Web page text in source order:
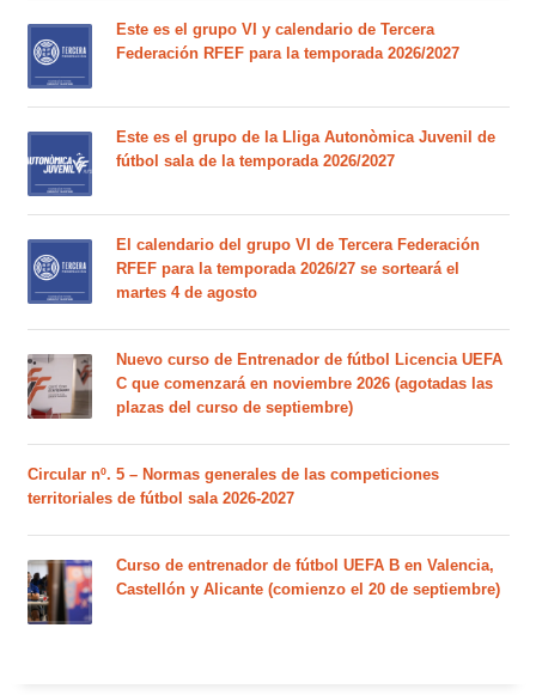
Este es el grupo VI y calendario de Tercera
Federación RFEF para la temporada 2026/2027
Este es el grupo de la Lliga Autonòmica Juvenil de
fútbol sala de la temporada 2026/2027
El calendario del grupo VI de Tercera Federación
RFEF para la temporada 2026/27 se sorteará el
martes 4 de agosto
Nuevo curso de Entrenador de fútbol Licencia UEFA
C que comenzará en noviembre 2026 (agotadas las
plazas del curso de septiembre)
Circular nº. 5 – Normas generales de las competiciones
territoriales de fútbol sala 2026-2027
Curso de entrenador de fútbol UEFA B en Valencia,
Castellón y Alicante (comienzo el 20 de septiembre)